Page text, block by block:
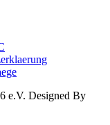
e.V. Designed By